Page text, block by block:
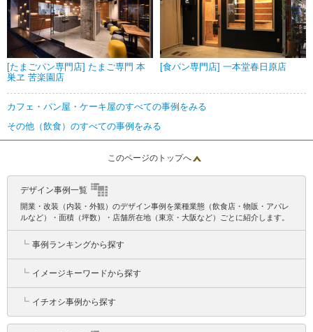
[たまごパン専門店] たまご専門 本
巣ヱ 苦楽園店
[食パン専門店] 一本堂春日原店
カフェ・パン屋・ケーキ屋のすべての事例をみる
その他（飲食）のすべての事例をみる
このページのトップへ
デザイン事例一覧
開業・改装（内装・外観）のデザイン事例を業種業態（飲食店・物販・アパレ
ルなど）・面積（坪数）・店舗所在地（東京・大阪など）ごとに紹介します。
┗ 事例ランキングから探す
┗ イメージキーワードから探す
┗ イチオシ事例から探す